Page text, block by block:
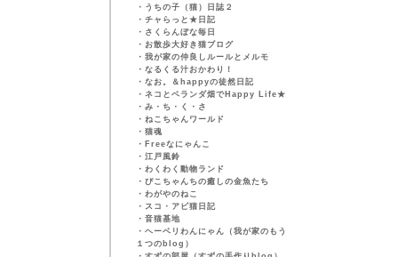
・ うちの子（猫）日誌２
・ チャらっと★日記
・ さくらんぼな毎日
・ お散歩大好き猫ブログ
・ 我が家の仲良しルールとメルモ
・ なるくる汁おかわり！
・ なお。＆happyの徒然日記
・ ネコとベランダ畑でHappy Life★
・ み・ち・く・さ
・ ねこちゃんワールド
・ 猫魂
・ Freeなにゃんこ
・ 江戸風鈴
・ わくわく動物ランド
・ ぴこちゃんちの癒しの金魚たち
・ わがやのねこ
・ スコ・アビ猫日記
・ 音猫基地
・ ヘーベリわんにゃん（我が家のもう
１つのblog）